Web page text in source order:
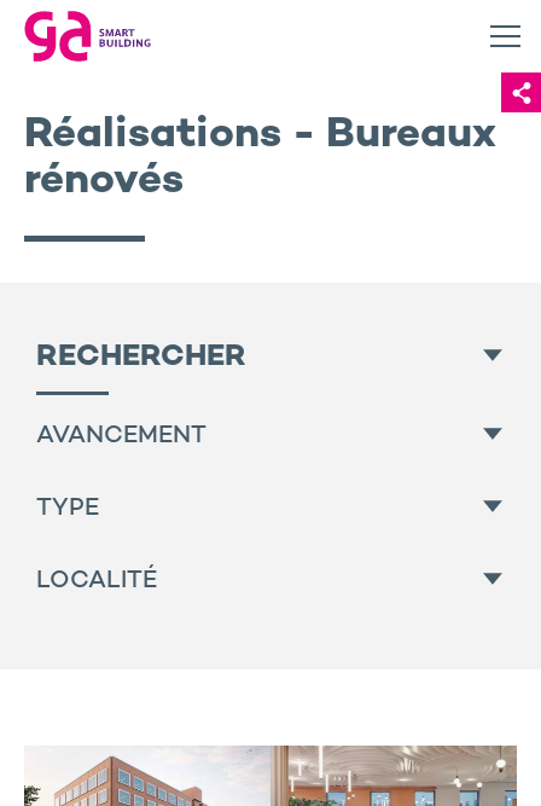
Réalisations - Bureaux
rénovés
RECHERCHER
AVANCEMENT
A vendre
TYPE
Hôtellerie
Logement
LOCALITÉ
Nord / IDF